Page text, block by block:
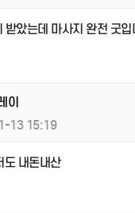
받았는데 마사지 완전 굿입
이
13 15:19
도 내돈내산